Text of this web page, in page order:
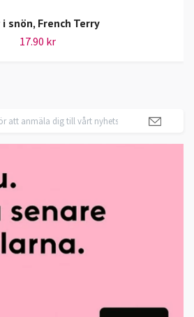
snön, French Terry
17.90 kr